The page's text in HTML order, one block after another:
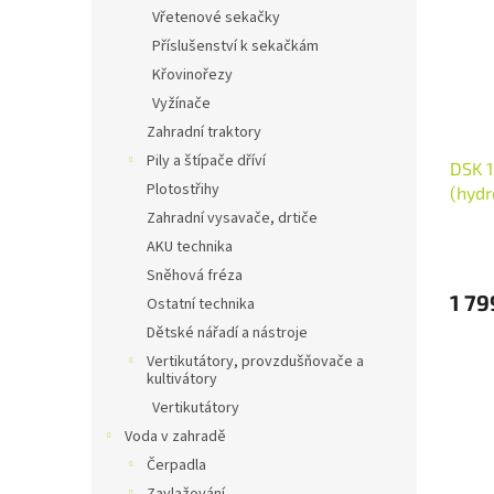
Vřetenové sekačky
Příslušenství k sekačkám
Křovinořezy
Vyžínače
Zahradní traktory
Pily a štípače dříví
Plotostřihy
Zahradní vysavače, drtiče
AKU technika
Sněhová fréza
Ostatní technika
Dětské nářadí a nástroje
Vertikutátory, provzdušňovače a
kultivátory
Vertikutátory
Voda v zahradě
Čerpadla
DSK
1